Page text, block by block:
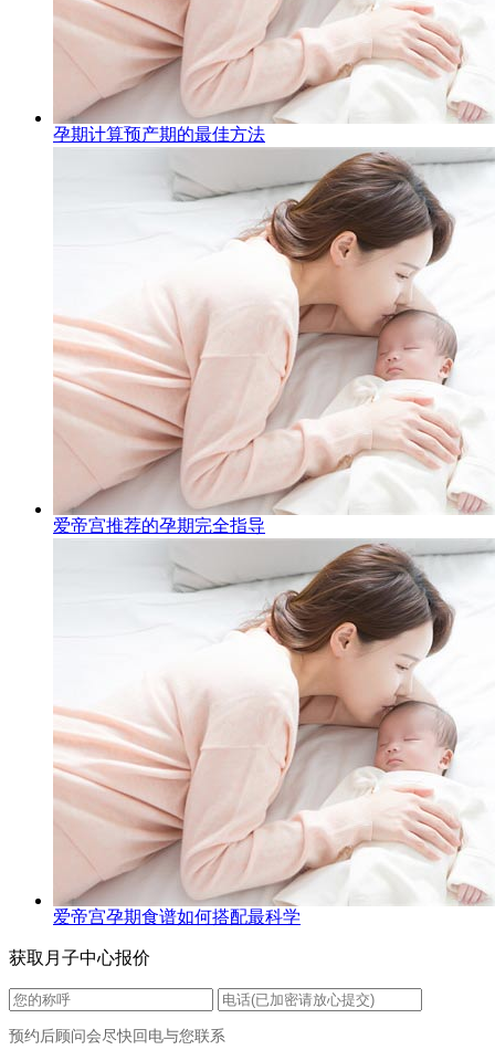
孕期计算预产期的最佳方法
爱帝宫推荐的孕期完全指导
爱帝宫孕期食谱如何搭配最科学
获取月子中心报价
预约后顾问会尽快回电与您联系